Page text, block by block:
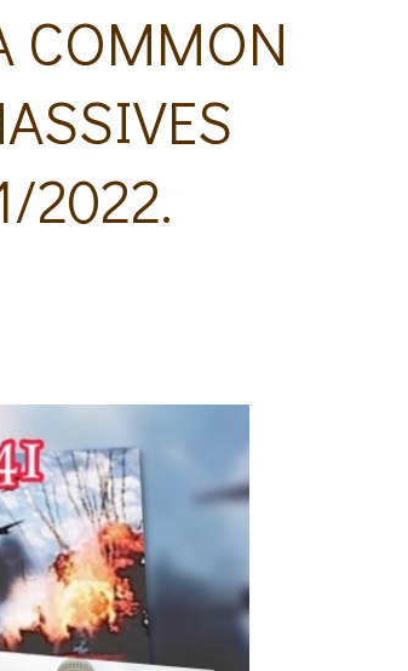
COMMON
2022.